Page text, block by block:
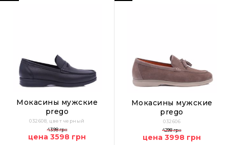
Мокасины мужские
prego
032608, цвет черный
4398 грн
цена 3598 грн
Мокасины мужские
prego
032606
4298 грн
цена 3998 грн